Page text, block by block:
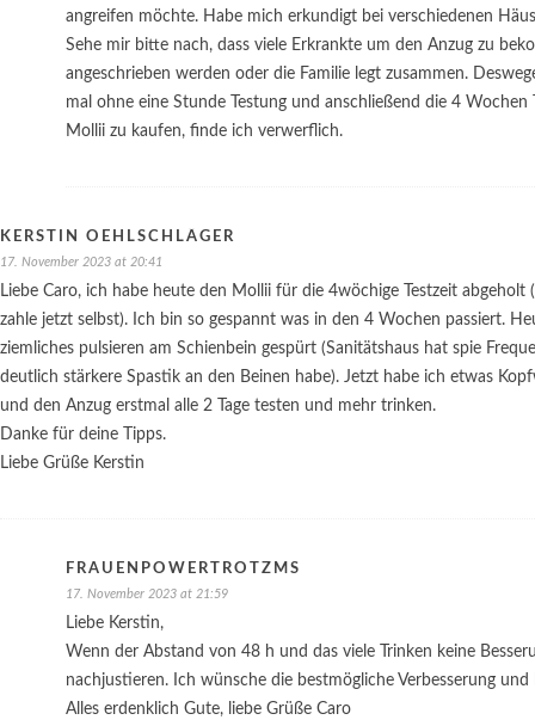
angreifen möchte. Habe mich erkundigt bei verschiedenen
Sehe mir bitte nach, dass viele Erkrankte um den Anzug zu
angeschrieben werden oder die Familie legt zusammen.
mal ohne eine Stunde Testung und anschließend die 4
Mollii zu kaufen, finde ich verwerflich.
KERSTIN OEHLSCHLÄGER
17. November 2023 at 20:41
Liebe Caro, ich habe heute den Mollii für die 4wöchige Testzeit
zahle jetzt selbst). Ich bin so gespannt was in den 4 Wochen passiert.
ziemliches pulsieren am Schienbein gespürt (Sanitätshaus hat spie
deutlich stärkere Spastik an den Beinen habe). Jetzt habe ich etwas
und den Anzug erstmal alle 2 Tage testen und mehr trinken.
Danke für deine Tipps.
Liebe Grüße Kerstin
FRAUENPOWERTROTZMS
17. November 2023 at 21:59
Liebe Kerstin,
Wenn der Abstand von 48 h und das viele Trinken keine
nachjustieren. Ich wünsche die bestmögliche Verbesserung
Alles erdenklich Gute, liebe Grüße Caro